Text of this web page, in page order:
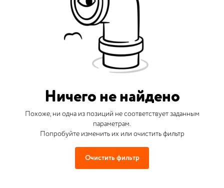
Ничего не найдено
Похоже, ни одна из позиций не соответствует заданным
параметрам.
Попробуйте изменить их или очистить фильтр
Очистить фильтр